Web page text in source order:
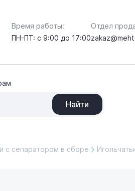
Время работы:
ПН-ПТ: с 9:00 до 17:00
Отдел
Найти
с сепаратором в сборе